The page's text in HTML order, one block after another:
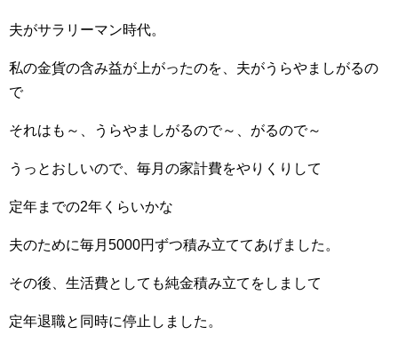
夫がサラリーマン時代。
私の金貨の含み益が上がったのを、夫がうらやましがるの
で
それはも～、うらやましがるので～、がるので～
うっとおしいので、毎月の家計費をやりくりして
定年までの2年くらいかな
夫のために毎月5000円ずつ積み立ててあげました。
その後、生活費としても純金積み立てをしまして
定年退職と同時に停止しました。